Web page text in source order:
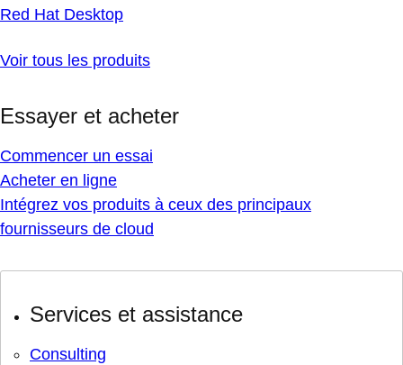
Red Hat Desktop
Voir tous les produits
Essayer et acheter
Commencer un essai
Acheter en ligne
Intégrez vos produits à ceux des principaux
fournisseurs de cloud
Services et assistance
Consulting